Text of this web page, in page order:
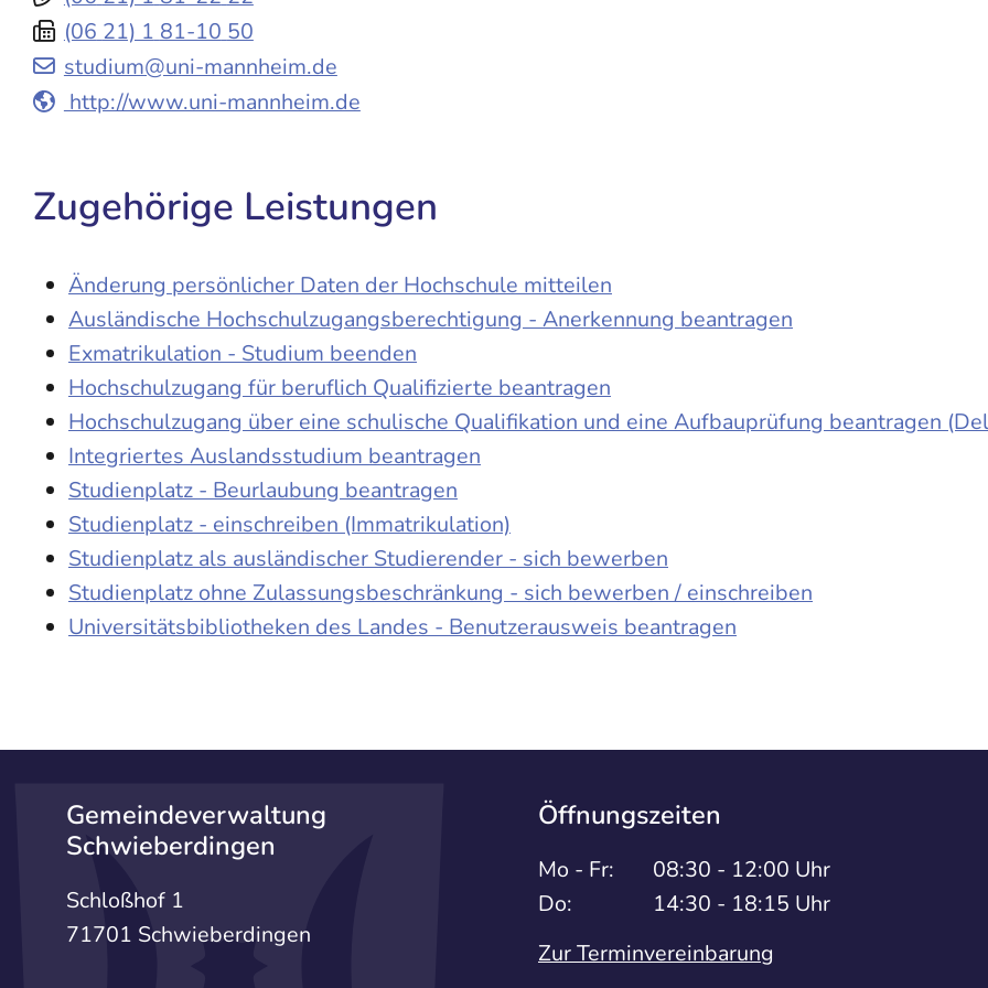
(06 21) 1 81-10 50
studium@uni-mannheim.de
http://www.uni-mannheim.de
Zugehörige Leistungen
Änderung persönlicher Daten der Hochschule mitteilen
Ausländische Hochschulzugangsberechtigung - Anerkennung beantragen
Exmatrikulation - Studium beenden
Hochschulzugang für beruflich Qualifizierte beantragen
Hochschulzugang über eine schulische Qualifikation und eine Aufbauprüfung beantragen
Integriertes Auslandsstudium beantragen
Studienplatz - Beurlaubung beantragen
Studienplatz - einschreiben (Immatrikulation)
Studienplatz als ausländischer Studierender - sich bewerben
Studienplatz ohne Zulassungsbeschränkung - sich bewerben / einschreiben
Universitätsbibliotheken des Landes - Benutzerausweis beantragen
Gemeindeverwaltung
Schwieberdingen
Schloßhof 1
71701 Schwieberdingen
Öffnungszeiten
Mo - Fr:
08:30 - 12:00 Uhr
Do:
14:30 - 18:15 Uhr
Zur Terminvereinbarung